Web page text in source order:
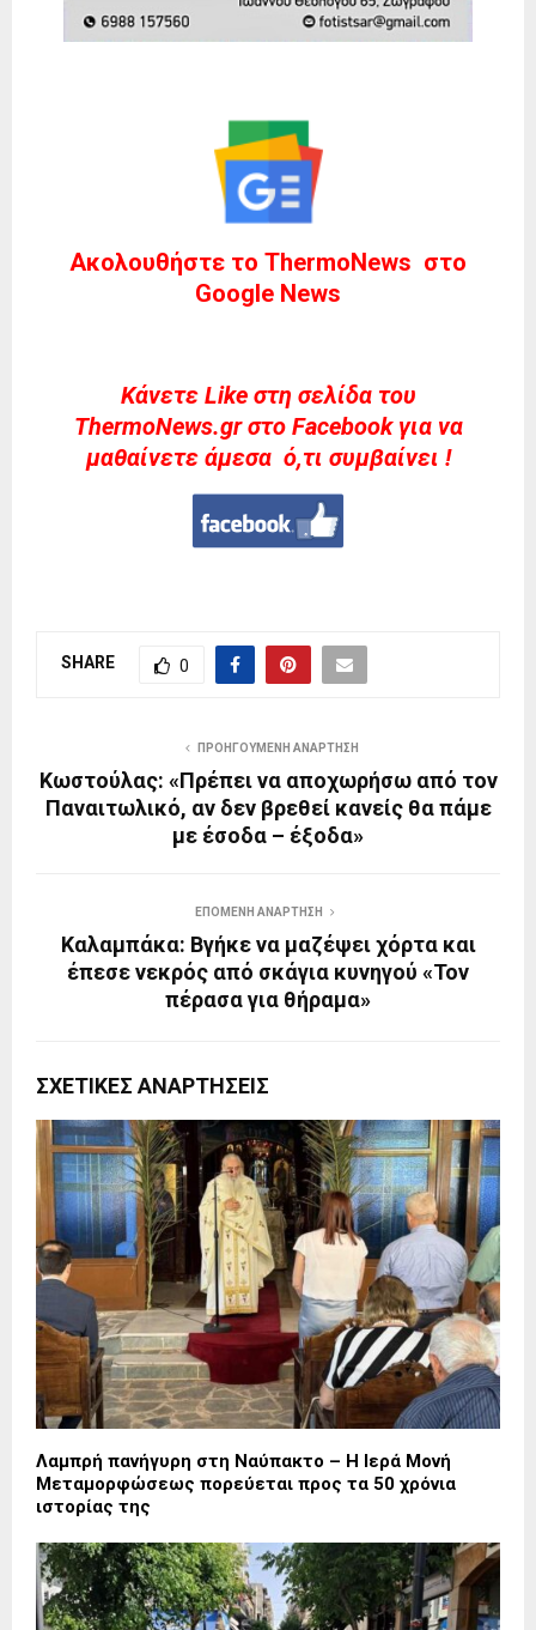
Ακολουθήστε το ThermoNews στο
Google News
Kάνετε Like στη σελίδα του
ThermoNews.gr στο Facebook για να
μαθαίνετε άμεσα ό,τι συμβαίνει !
SHARE 0
ΠΡΟΗΓΟΎΜΕΝΗ ΑΝΆΡΤΗΣΗ
Κωστούλας: «Πρέπει να αποχωρήσω από τον
Παναιτωλικό, αν δεν βρεθεί κανείς θα πάμε
με έσοδα – έξοδα»
ΕΠΌΜΕΝΗ ΑΝΆΡΤΗΣΗ
Καλαμπάκα: Βγήκε να μαζέψει χόρτα και
έπεσε νεκρός από σκάγια κυνηγού «Τον
πέρασα για θήραμα»
ΣΧΕΤΙΚΈΣ ΑΝΑΡΤΉΣΕΙΣ
Λαμπρή πανήγυρη στη Ναύπακτο – Η Ιερά Μονή
Μεταμορφώσεως πορεύεται προς τα 50 χρόνια
ιστορίας της